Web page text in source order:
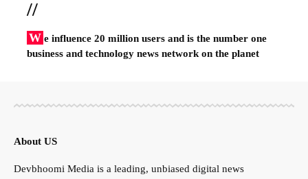
//
W e influence 20 million users and is the number one
business and technology news network on the planet
About US
Devbhoomi Media is a leading, unbiased digital news